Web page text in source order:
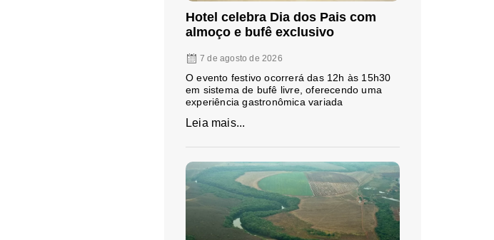
Hotel celebra Dia dos Pais com
almoço e bufê exclusivo
7 de agosto de 2026
O evento festivo ocorrerá das 12h às 15h30
em sistema de bufê livre, oferecendo uma
experiência gastronômica variada
Leia mais...